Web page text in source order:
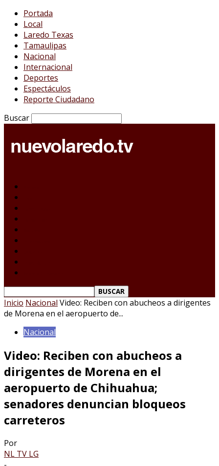
Portada
Local
Laredo Texas
Tamaulipas
Nacional
Internacional
Deportes
Espectáculos
Reporte Ciudadano
Buscar
Inicio Nacional Video: Reciben con abucheos a dirigentes
de Morena en el aeropuerto de...
Nacional
Video: Reciben con abucheos a
dirigentes de Morena en el
aeropuerto de Chihuahua;
senadores denuncian bloqueos
carreteros
Por
NL TV LG